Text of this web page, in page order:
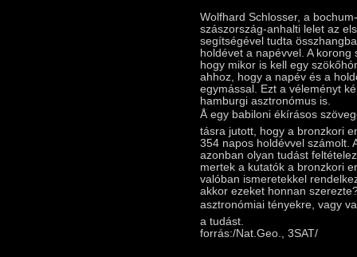
Wolfhard Schlosser, a
szászország-anhalti lelet az
segí­tségével tudta
holdévet a napévvel. A
hogy mikor is kell egy
ahhoz, hogy a napév és a
egymással. Ezt a véleményt
hamburgi asztronómus is.
Å egy babiloni ékí­rásos
tásra jutott, hogy a bronzkori
354 napos holdévvel számolt.
azonban olyan tudást
mertek a kutatók a bronzkori
valóban ismeretekkel
akkor ezeket honnan
asztronómiai tényekre, vagy
a tudást.
forrás:/Nat.Geo., 3SAT/